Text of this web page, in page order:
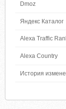
Dmoz
Яндекс Каталог
Alexa Traffic
Alexa Country
История